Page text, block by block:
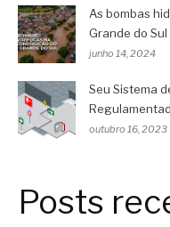
As bombas
Grande do Sul
junho 14, 2024
Seu Sistema
outubro 16, 2023
Posts